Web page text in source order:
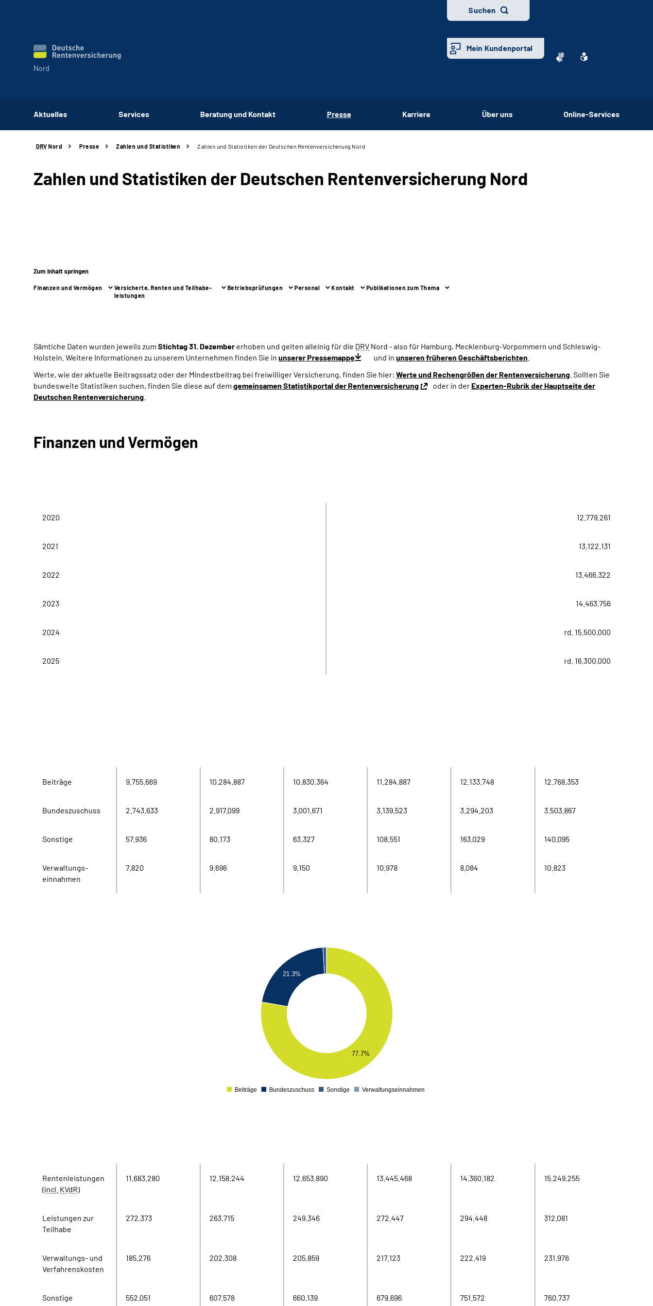
Suchen
Mein Kundenportal
Aktuelles Services Beratung und Kontakt Presse Karriere Über uns Online-Services
DRV Nord Presse Zahlen und Statistiken Zahlen und Statistiken der Deutschen Renten­versicherung Nord
Zahlen und Statistiken der Deutschen Renten­versicherung Nord
Zum Inhalt springen
Finanzen und Vermögen
Versicherte, Renten und Teilhabe­
leistungen
Betriebsprüfungen Personal Kontakt Publikationen zum Thema
Sämtiche Daten wurden jeweils zum Stichtag 31. Dezember erhoben und gelten alleinig für die DRV Nord - also für Hamburg, Mecklenburg-Vorpommern und Schleswig-
Holstein. Weitere Informationen zu unserem Unternehmen finden Sie in unserer Pressemappe und in unseren früheren Geschäftsberichten
Werte, wie der aktuelle Beitragssatz oder der Mindestbeitrag bei freiwilliger Versicherung, finden Sie hier: Werte und Rechengrößen der Rentenversicherung . Sollten Sie
bundesweite Statistiken suchen, finden Sie diese auf dem gemeinsamen Statistikportal der Rentenversicherung oder in der Experten-Rubrik der Hauptseite der
Deutschen Rentenversicherung
Finanzen und Vermögen
2020 12.779.261
2021 13.122.131
2022 13.466.322
2023 14.463.756
2024 rd. 15.500.000
2025 rd. 16.300.000
Beiträge 9.755.669 10.284.887 10.830.364 11.284.887 12.133.748 12.768.353
Bundeszuschuss 2.743.633 2.917.099 3.001.671 3.139.523 3.294.203 3.503.867
Sonstige 57.936 80.173 63.327 108.551 163.029 140.095
Verwaltungs-
einnahmen
7.820 9.696 9.150 10.978 8.084 10.823
77.7%
21.3%
Beiträge Bundeszuschuss Sonstige Verwaltungs­einnahmen
Rentenleistungen
(incl. KVdR)
11.683.280 12.158.244 12.653.890 13.445.468 14.360.182 15.249.255
Leistungen zur
Teilhabe
272.373 263.715 249.346 272.447 294.448 312.081
Verwaltungs- und
Verfahrenskosten
185.276 202.308 205.859 217.123 222.419 231.976
Sonstige 552.051 607.578 660.139 679.696 751.572 760.737